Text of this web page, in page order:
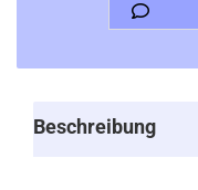
Beschreibung